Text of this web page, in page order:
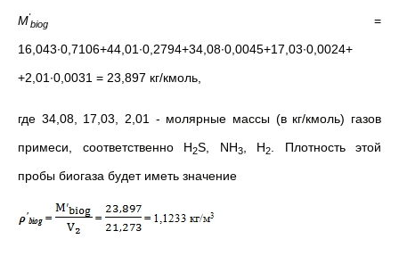
M'
biog
=
16,043∙0,7106+44,01∙0,2794+34,08∙0,0045+17,03∙0,0024+
+2,01∙0,0031 = 23,897 кг/кмоль,
где 34,08, 17,03, 2,01 - молярные массы (в кг/кмоль) газов
примеси, соответственно H2S, NH3, H2
. Плотность этой
пробы биогаза будет иметь значение